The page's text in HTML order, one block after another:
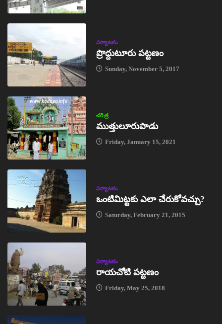
పర్యాటకం
ప్రొద్దుటూరు పట్టణం
Sunday, November 5, 2017
చరిత్ర
ముత్తులూరుపాడు
Friday, January 15, 2021
పర్యాటకం
ఒంటిమిట్టకు ఎలా చేరుకోవచ్చు?
Saturday, February 21, 2015
పర్యాటకం
రాయచోటి పట్టణం
Friday, May 25, 2018